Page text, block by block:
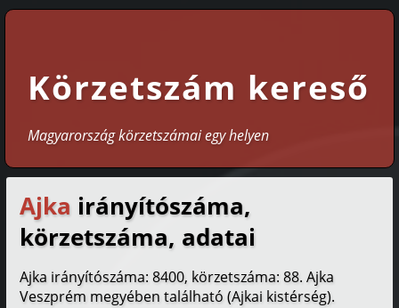
Körzetszám kereső
Magyarország körzetszámai egy helyen
Ajka irányítószáma,
körzetszáma, adatai
Ajka irányítószáma: 8400, körzetszáma: 88. Ajka
Veszprém megyében található (Ajkai kistérség).